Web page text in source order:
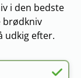
i den bedste
brødkniv
udkig efter.